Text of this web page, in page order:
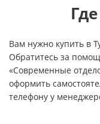
Вам нужно купить в
Обратитесь за
«Современные
оформить
телефону у